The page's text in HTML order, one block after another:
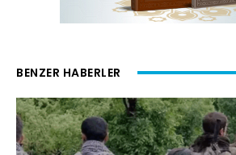
BENZER HABERLER